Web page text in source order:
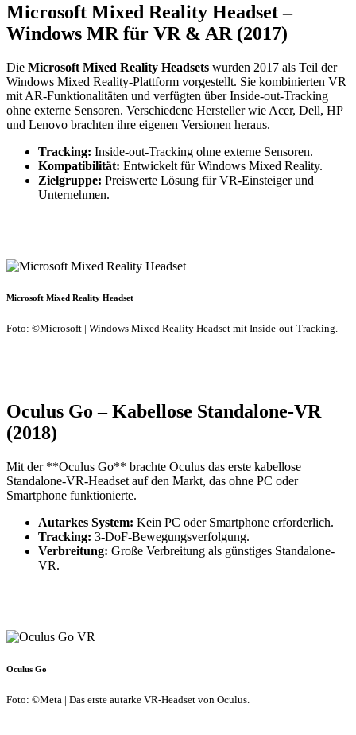
Microsoft Mixed Reality Headset –
Windows MR für VR & AR (2017)
Die Microsoft Mixed Reality Headsets wurden 2017 als Teil der
Windows Mixed Reality-Plattform vorgestellt. Sie kombinierten VR
mit AR-Funktionalitäten und verfügten über Inside-out-Tracking
ohne externe Sensoren. Verschiedene Hersteller wie Acer, Dell, HP
und Lenovo brachten ihre eigenen Versionen heraus.
Tracking: Inside-out-Tracking ohne externe Sensoren.
Kompatibilität: Entwickelt für Windows Mixed Reality.
Zielgruppe: Preiswerte Lösung für VR-Einsteiger und
Unternehmen.
Microsoft Mixed Reality Headset
Foto: ©Microsoft | Windows Mixed Reality Headset mit Inside-out-Tracking.
Oculus Go – Kabellose Standalone-VR
(2018)
Mit der **Oculus Go** brachte Oculus das erste kabellose
Standalone-VR-Headset auf den Markt, das ohne PC oder
Smartphone funktionierte.
Autarkes System: Kein PC oder Smartphone erforderlich.
Tracking: 3-DoF-Bewegungsverfolgung.
Verbreitung: Große Verbreitung als günstiges Standalone-
VR.
Oculus Go
Foto: ©Meta | Das erste autarke VR-Headset von Oculus.